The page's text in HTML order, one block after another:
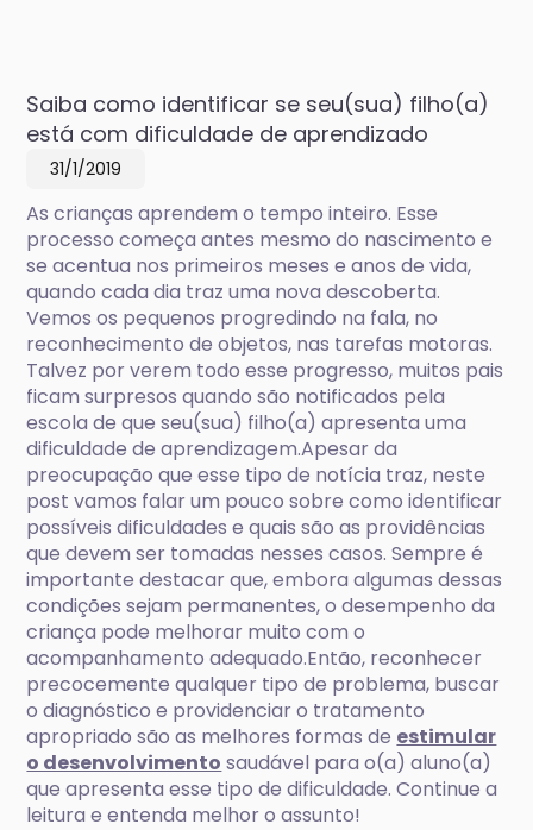
Saiba como identificar se seu(sua) filho(a)
está com dificuldade de aprendizado
31/1/2019
As crianças aprendem o tempo inteiro. Esse
processo começa antes mesmo do nascimento e
se acentua nos primeiros meses e anos de vida,
quando cada dia traz uma nova descoberta.
Vemos os pequenos progredindo na fala, no
reconhecimento de objetos, nas tarefas motoras.
Talvez por verem todo esse progresso, muitos pais
ficam surpresos quando são notificados pela
escola de que seu(sua) filho(a) apresenta uma
dificuldade de aprendizagem.Apesar da
preocupação que esse tipo de notícia traz, neste
post vamos falar um pouco sobre como identificar
possíveis dificuldades e quais são as providências
que devem ser tomadas nesses casos. Sempre é
importante destacar que, embora algumas dessas
condições sejam permanentes, o desempenho da
criança pode melhorar muito com o
acompanhamento adequado.Então, reconhecer
precocemente qualquer tipo de problema, buscar
o diagnóstico e providenciar o tratamento
apropriado são as melhores formas de estimular
o desenvolvimento saudável para o(a) aluno(a)
que apresenta esse tipo de dificuldade. Continue a
leitura e entenda melhor o assunto!